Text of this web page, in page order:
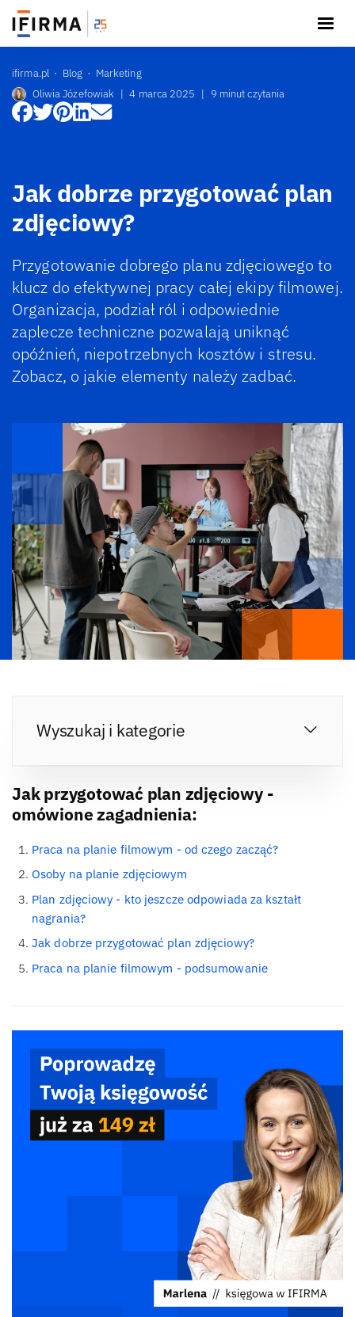
ifirma.pl Blog
Marketing
Oliwia Józefowiak | 4 marca 2025 | 9 minut czytania
Jak dobrze przygotować plan
zdjęciowy?
Przygotowanie dobrego planu zdjęciowego to
klucz do efektywnej pracy całej ekipy filmowej.
Organizacja, podział ról i odpowiednie
zaplecze techniczne pozwalają uniknąć
opóźnień, niepotrzebnych kosztów i stresu.
Zobacz, o jakie elementy należy zadbać.
Wyszukaj i kategorie
Jak przygotować plan zdjęciowy -
omówione zagadnienia:
Praca na planie filmowym - od czego zacząć?
Osoby na planie zdjęciowym
Plan zdjęciowy - kto jeszcze odpowiada za kształt
nagrania?
Jak dobrze przygotować plan zdjęciowy?
Praca na planie filmowym - podsumowanie